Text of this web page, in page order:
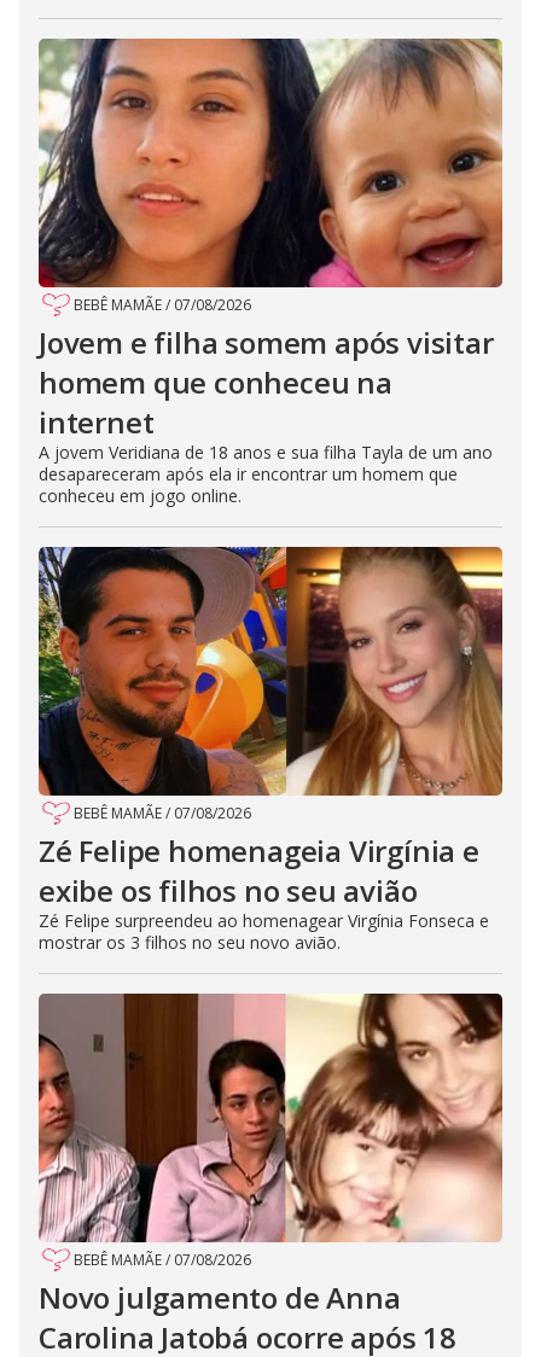
BEBÊ MAMÃE/ 07/08/2026
Jovem e filha somem após visitar
homem que conheceu na
internet
A jovem Veridiana de 18 anos e sua filha Tayla de um ano
desapareceram após ela ir encontrar um homem que
conheceu em jogo online.
BEBÊ MAMÃE/ 07/08/2026
Zé Felipe homenageia Virgínia e
exibe os filhos no seu avião
Zé Felipe surpreendeu ao homenagear Virgínia Fonseca e
mostrar os 3 filhos no seu novo avião.
BEBÊ MAMÃE/ 07/08/2026
Novo julgamento de Anna
Carolina Jatobá ocorre após 18